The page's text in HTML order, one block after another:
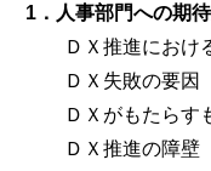
1．人事部門への期
ＤＸ推進におけ
ＤＸ失敗の要因
ＤＸがもたらす
ＤＸ推進の障壁